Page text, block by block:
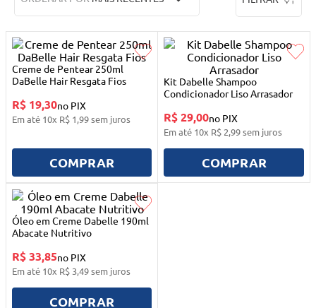
Creme de Pentear 250ml
DaBelle Hair Resgata Fios
R$ 19,30no PIX
Em até 10x R$ 1,99sem juros
COMPRAR
Kit Dabelle Shampoo
Condicionador Liso Arrasador
R$ 29,00no PIX
Em até 10x R$ 2,99sem juros
COMPRAR
Óleo em Creme Dabelle 190ml
Abacate Nutritivo
R$ 33,85no PIX
Em até 10x R$ 3,49sem juros
COMPRAR
carrinho reversível
5º
cosmetico
toalha
7º
truss
9º
quadriciclo